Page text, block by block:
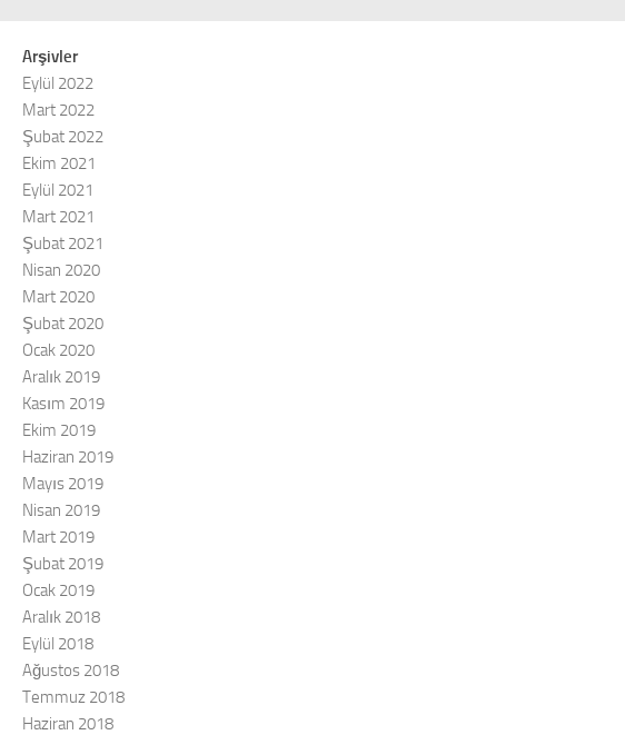
Arşivler
Eylül 2022
Mart 2022
Şubat 2022
Ekim 2021
Eylül 2021
Mart 2021
Şubat 2021
Nisan 2020
Mart 2020
Şubat 2020
Ocak 2020
Aralık 2019
Kasım 2019
Ekim 2019
Haziran 2019
Mayıs 2019
Nisan 2019
Mart 2019
Şubat 2019
Ocak 2019
Aralık 2018
Eylül 2018
Ağustos 2018
Temmuz 2018
Haziran 2018